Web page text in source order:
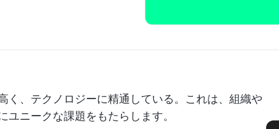
く、テクノロジーに精通している。これは、組織や
ニークな課題をもたらします。